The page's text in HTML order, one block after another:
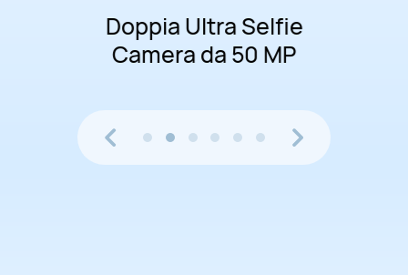
Ultra Selfie
da 50 MP